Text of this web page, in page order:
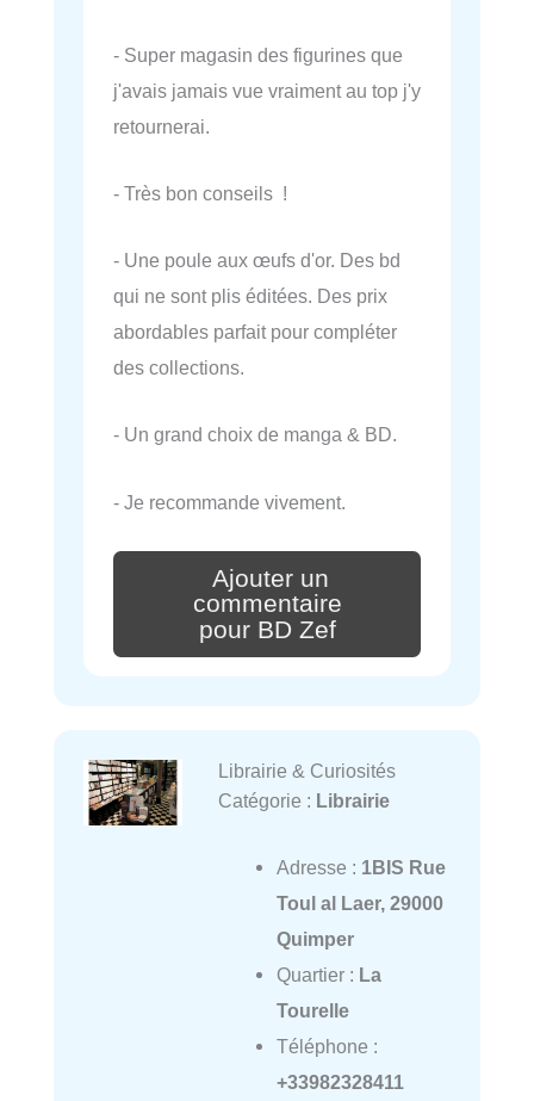
- Super magasin des figurines que
j'avais jamais vue vraiment au top j'y
retournerai.
- Très bon conseils !
- Une poule aux œufs d'or. Des bd
qui ne sont plis éditées. Des prix
abordables parfait pour compléter
des collections.
- Un grand choix de manga & BD.
- Je recommande vivement.
Ajouter un
commentaire
pour BD Zef
Librairie & Curiosités
Catégorie : Librairie
Adresse : 1BIS Rue
Toul al Laer, 29000
Quimper
Quartier : La
Tourelle
Téléphone :
+33982328411